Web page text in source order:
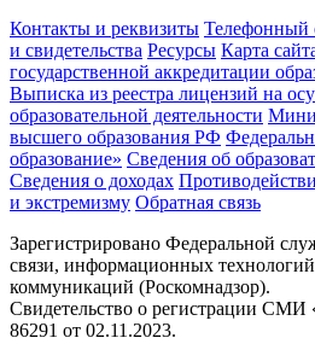
Контакты и реквизиты Телефонный
и свидетельства Ресурсы Карта
государственной аккредитации
Выписка из реестра лицензий на
образовательной деятельности
высшего образования РФ
образование» Сведения об
Сведения о доходах
и экстремизму Обратная связь
Зарегистрировано Федеральной
связи, информационных
коммуникаций (Роскомнадзор).
Свидетельство о регистрации
86291 от 02.11.2023.